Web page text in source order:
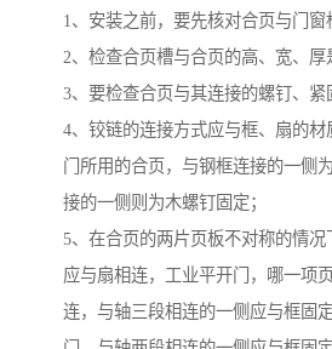
1、安装之前，要先核对合页与门窗
2、检查合页槽与合页的高、宽、厚
3、要检查合页与其连接的螺钉、紧
4、铰链的连接方式应与框、扇的
门所用的合页，与钢框连接的一侧
接的一侧则为木螺钉固定；
5、在合页的两片页板不对称的情况
应与扇相连，工业平开门，哪一项
连，与轴三段相连的一侧应与框固